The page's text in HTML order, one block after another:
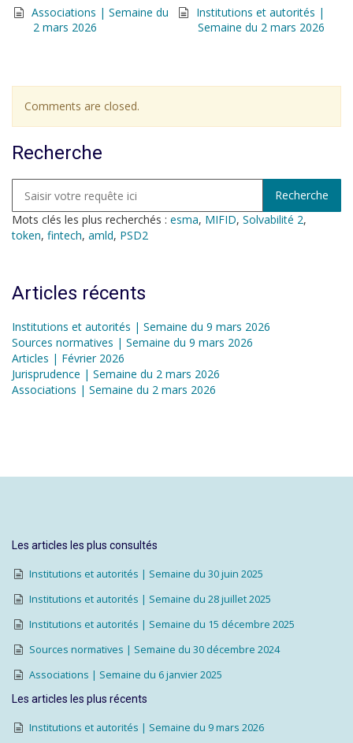
Associations | Semaine du
2 mars 2026
Institutions et autorités |
Semaine du 2 mars 2026
Comments are closed.
Recherche
Mots clés les plus recherchés : esma, MIFID, Solvabilité 2,
token, fintech, amld, PSD2
Articles récents
Institutions et autorités | Semaine du 9 mars 2026
Sources normatives | Semaine du 9 mars 2026
Articles | Février 2026
Jurisprudence | Semaine du 2 mars 2026
Associations | Semaine du 2 mars 2026
Les articles les plus consultés
Institutions et autorités | Semaine du 30 juin 2025
Institutions et autorités | Semaine du 28 juillet 2025
Institutions et autorités | Semaine du 15 décembre 2025
Sources normatives | Semaine du 30 décembre 2024
Associations | Semaine du 6 janvier 2025
Les articles les plus récents
Institutions et autorités | Semaine du 9 mars 2026